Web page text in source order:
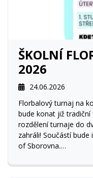
ŠKOLNÍ
2026
24.06.2026
Florbalový turnaj na
bude konat již
rozdělení turnaje do
zahráli! Součástí
of Sborovna.